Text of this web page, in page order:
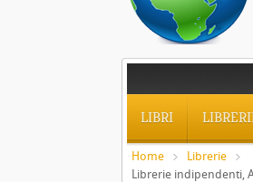
LIBRI
Home
Librerie
Librerie indipendenti,